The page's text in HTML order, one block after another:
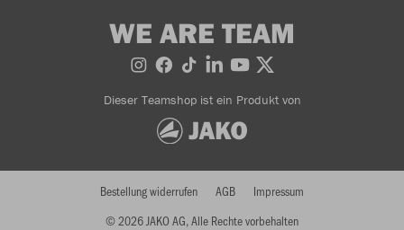
WE ARE TEAM
Dieser Teamshop ist ein Produkt von
© 2026 JAKO AG, Alle Rechte vorbehalten
Bestellung widerrufen AGB Impressum